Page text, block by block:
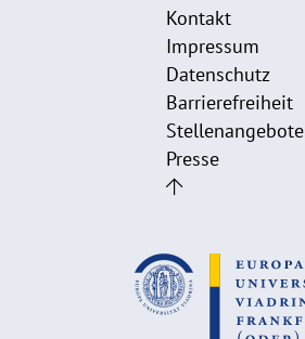
Kontakt
Impressum
Datenschutz
Barrierefreiheit
Stellenangebote
Presse